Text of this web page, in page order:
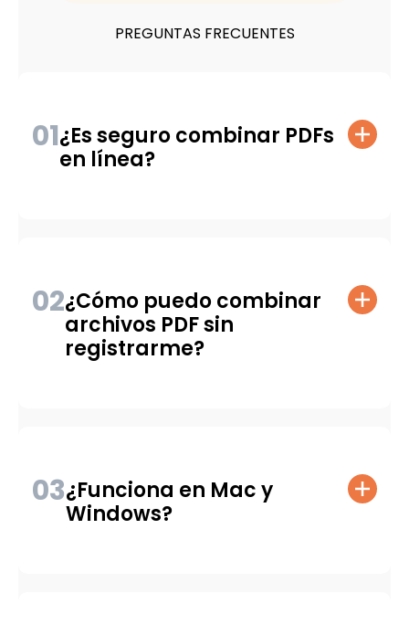
PREGUNTAS FRECUENTES
01¿Es seguro combinar PDFs
en línea?
02¿Cómo puedo combinar
archivos PDF sin
registrarme?
03¿Funciona en Mac y
Windows?